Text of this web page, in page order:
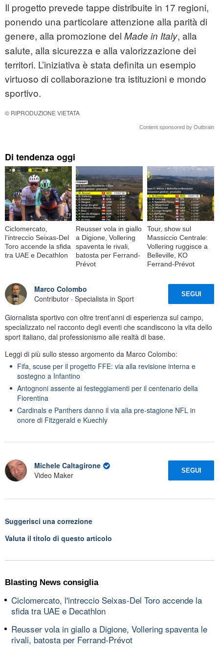
Il progetto prevede tappe distribuite in 17 regioni,
ponendo una particolare attenzione alla parità di
genere, alla promozione del Made in Italy, alla
salute, alla sicurezza e alla valorizzazione dei
territori. L’iniziativa è stata definita un esempio
virtuoso di collaborazione tra istituzioni e mondo
sportivo.
© RIPRODUZIONE VIETATA
Content sponsored by Outbrain
Di tendenza oggi
Ciclomercato,
l'intreccio Seixas-Del
Toro accende la sfida
tra UAE e Decathlon
Reusser vola in giallo
a Digione, Vollering
spaventa le rivali,
batosta per Ferrand-
Prévot
Tour, show sul
Massiccio Centrale:
Vollering ruggisce a
Belleville, KO
Ferrand-Prévot
Marco Colombo
Contributor · Specialista in Sport
SEGUI
Giornalista sportivo con oltre trent’anni di esperienza sul campo,
specializzato nel racconto degli eventi che scandiscono la vita dello
sport italiano, dal professionismo alle realtà di base.
Leggi di più sullo stesso argomento da Marco Colombo:
Fifa, scuse per il progetto FFE: via alla revisione interna e
sostegno a Infantino
Antognoni assente ai festeggiamenti per il centenario della
Fiorentina
Cardinals e Panthers danno il via alla pre-stagione NFL in
onore di Fitzgerald e Kuechly
Michele Caltagirone
Video Maker
SEGUI
Suggerisci una correzione
Valuta il titolo di questo articolo
Blasting News consiglia
Ciclomercato, l'intreccio Seixas-Del Toro accende la
sfida tra UAE e Decathlon
Reusser vola in giallo a Digione, Vollering spaventa le
rivali, batosta per Ferrand-Prévot